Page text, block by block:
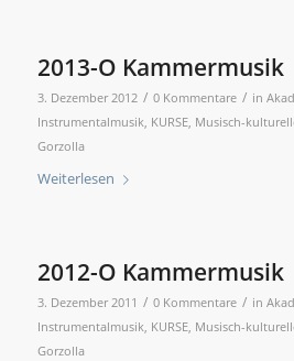
2013-O Kammermusik
3. Dezember 2012 / 0 Kommentare / in
Instrumentalmusik, KURSE, Musisch-
Gorzolla
Weiterlesen
2012-O Kammermusik
3. Dezember 2011 / 0 Kommentare / in
Instrumentalmusik, KURSE, Musisch-
Gorzolla